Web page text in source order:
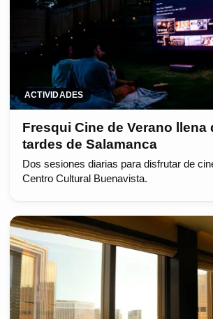
ACTIVIDADES
Fresqui Cine de Verano llena
tardes de Salamanca
Dos sesiones diarias para disfrutar de
Centro Cultural Buenavista.